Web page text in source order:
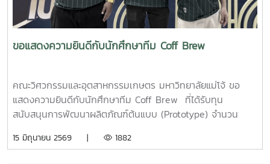
ขอแสดงความยินดีกับนักศึกษาทีม Coff Brew
คณะวิศวกรรมและอุตสาหกรรมเกษตร มหาวิทยาลัยแม่โจ้ ขอ
แสดงความยินดีกับนักศึกษาทีม Coff Brew ที่ได้รับทุน
สนับสนุนการพัฒนาผลิตภัณฑ์ต้นแบบ (Prototype) จำนวน
2026 รอบภูมิภาค ภาคเหนือ ซึ่งจัดขึ้นเมื่อวันที่ 11 พฤษภาคม
15 มิถุนายน 2569 | 1882